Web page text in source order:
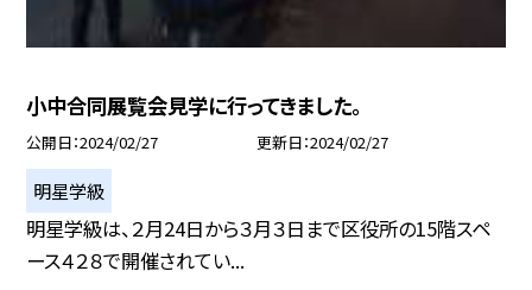
小中合同展覧会見学に行ってきました。
公開日 2024/02/27 更新日 2024/02/27
明星学級
明星学級は、２月24日から３月３日まで区役所の15階スペ
ース４２８で開催されてい...